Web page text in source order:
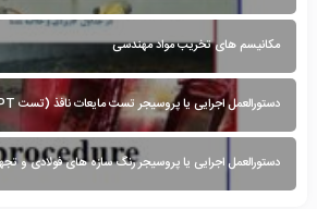
مکانیسم های تخریب مواد مهندسی
دستورالعمل اجرایی یا پروسیجر تست مایعات نافذ (تست PT)
دستورالعمل اجرایی یا پروسیجر رنگ سازه های فولادی و